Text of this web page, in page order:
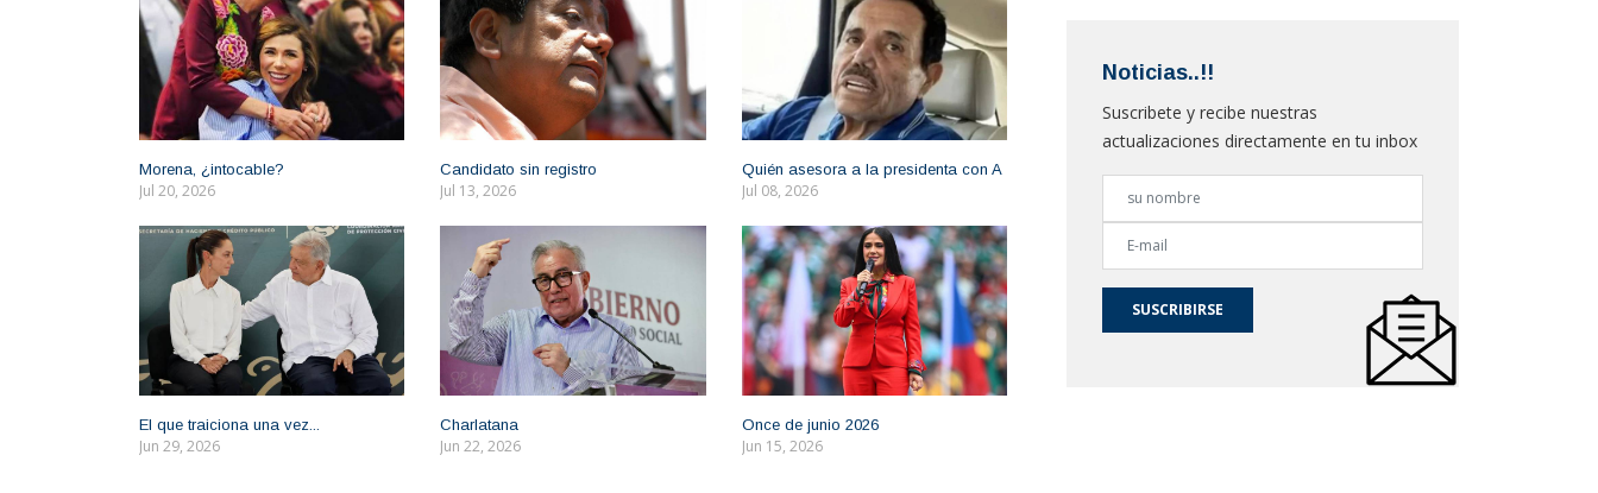
Morena, ¿intocable?
Jul 20, 2026
Candidato sin registro
Jul 13, 2026
Quién asesora a la presidenta con A
Jul 08, 2026
El que traiciona una vez...
Jun 29, 2026
Charlatana
Jun 22, 2026
Once de junio 2026
Jun 15, 2026
Noticias..!!
Suscribete y recibe nuestras
actualizaciones directamente en tu inbox
SUSCRIBIRSE